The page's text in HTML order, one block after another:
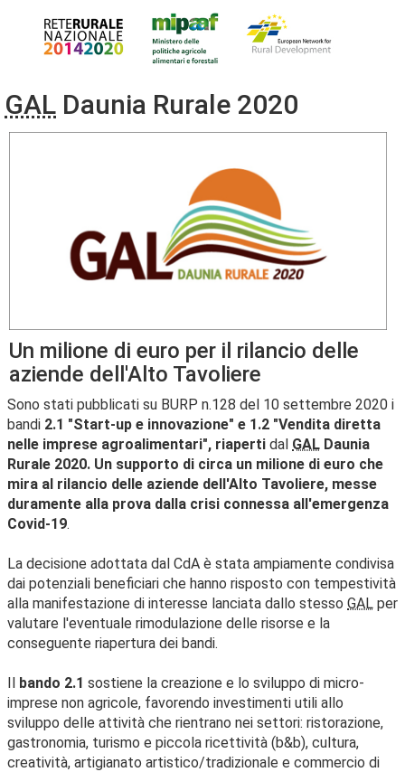
GAL Daunia Rurale 2020
Un milione di euro per il rilancio delle
aziende dell'Alto Tavoliere
Sono stati pubblicati su BURP n.128 del 10 settembre 2020 i
bandi 2.1 "Start-up e innovazione" e 1.2 "Vendita diretta
nelle imprese agroalimentari", riaperti dal GAL Daunia
Rurale 2020. Un supporto di circa un milione di euro che
mira al rilancio delle aziende dell'Alto Tavoliere, messe
duramente alla prova dalla crisi connessa all'emergenza
Covid-19.
La decisione adottata dal CdA è stata ampiamente condivisa
dai potenziali beneficiari che hanno risposto con tempestività
alla manifestazione di interesse lanciata dallo stesso GAL per
valutare l'eventuale rimodulazione delle risorse e la
conseguente riapertura dei bandi.
Il bando 2.1 sostiene la creazione e lo sviluppo di micro-
imprese non agricole, favorendo investimenti utili allo
sviluppo delle attività che rientrano nei settori: ristorazione,
gastronomia, turismo e piccola ricettività (b&b), cultura,
creatività, artigianato artistico/tradizionale e commercio di